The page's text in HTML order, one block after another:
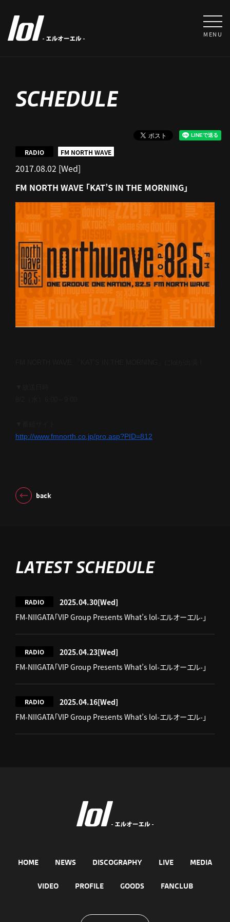
MENU
SCHEDULE
2017.08.02 [Wed]
RADIO FM NORTH WAVE
FM NORTH WAVE 「KAT’S IN THE MORNING」
http://www.fmnorth.co.jp/pro.asp?PID=812
back
LATEST SCHEDULE
RADIO 2025.04.30[Wed]
FM-NIIGATA「VIP Group Presents What’s lol-エルオーエル-」
RADIO 2025.04.23[Wed]
FM-NIIGATA「VIP Group Presents What’s lol-エルオーエル-」
RADIO 2025.04.16[Wed]
FM-NIIGATA「VIP Group Presents What’s lol-エルオーエル-」
HOME NEWS DISCOGRAPHY LIVE MEDIA
VIDEO PROFILE GOODS FANCLUB